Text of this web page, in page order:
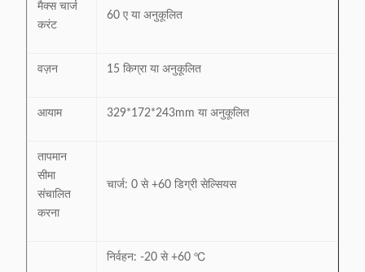
मैक्स चार्ज
करंट
60 ए या अनुकूलित
वज़न 15 किग्रा या अनुकूलित
आयाम 329*172*243mm या अनुकूलित
तापमान
सीमा
संचालित
करना
चार्ज: 0 से +60 डिग्री सेल्सियस
निर्वहन: -20 से +60 ℃